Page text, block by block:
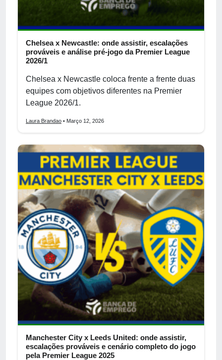
Chelsea x Newcastle: onde assistir, escalações
prováveis e análise pré-jogo da Premier League
2026/1
Chelsea x Newcastle coloca frente a frente duas
equipes com objetivos diferentes na Premier
League 2026/1.
Laura Brandao • Março 12, 2026
Manchester City x Leeds United: onde assistir,
escalações prováveis e cenário completo do jogo
pela Premier League 2025